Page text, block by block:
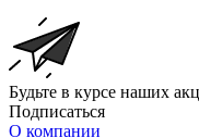
Будьте в курсе наших
Подписаться
О компании